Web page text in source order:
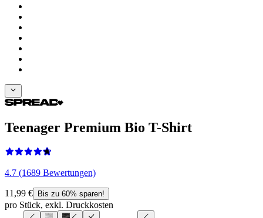
Teenager Premium Bio T-Shirt
4.7 (1689 Bewertungen)
11,99 € Bis zu 60% sparen!
pro Stück, exkl. Druckkosten